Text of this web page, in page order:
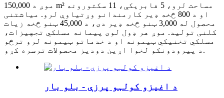
موږ د 150,000 m² مساحت لرو، 5 فابریکې، 11 سکتورونه
او د 800 څخه ډیر کارمندانو وړتیاوې لرو. میاشتنی
محصول له 3,000 ټنو څخه ډیر دی، د 45,000 ټنو څخه زیات
کلنی تولید. موږ هر ډول لوی پیمانه مسلکي تجهیزات،
مسلکي تخنیکي ټیمونه او د خدماتو ټیمونه لرو ترڅو
د پیرودونکو لخوا اړین دودیز محصولات ترسره کړو.
د اغیزو کولہو پرزې - بلو بار